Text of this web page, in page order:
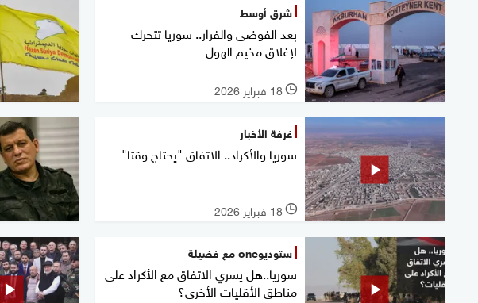
شرق أوسط
بعد الفوضى والفرار.. سوريا تتحرك
لإغلاق مخيم الهول
l 18 فبراير 2026
غرفة الأخبار
سوريا والأكراد.. الاتفاق "يحتاج وقتا"
l 18 فبراير 2026
ستوديوone مع فضيلة
سوريا..هل يسري الاتفاق مع الأكراد على
مناطق الأقليات الأخرى؟